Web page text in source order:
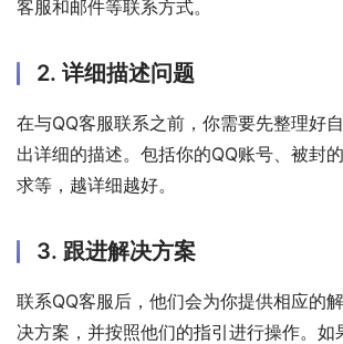
客服和邮件等联系方式。
2. 详细描述问题
在与QQ客服联系之前，你需要先整理好
出详细的描述。包括你的QQ账号、被封
求等，越详细越好。
3. 跟进解决方案
联系QQ客服后，他们会为你提供相应的
决方案，并按照他们的指引进行操作。如